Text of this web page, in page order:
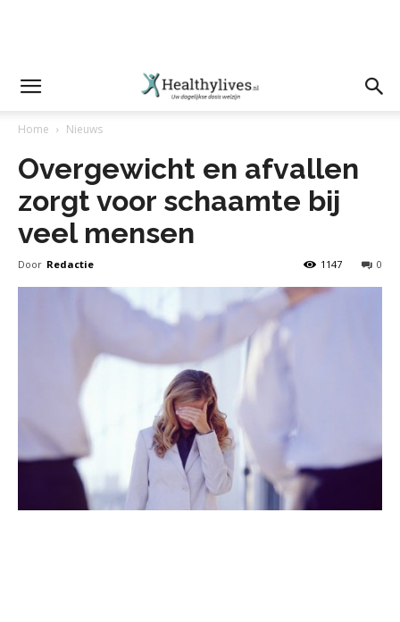
Home Nieuws
Overgewicht en afvallen
zorgt voor schaamte bij
veel mensen
Door Redactie 0
1147